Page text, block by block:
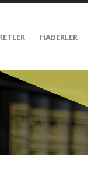
HABERLER